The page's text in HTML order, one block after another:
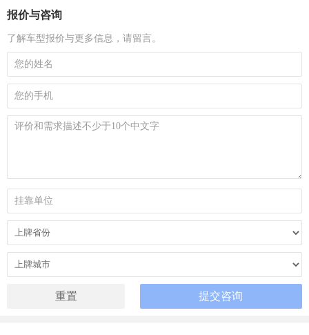
报价与咨询
了解车型报价与更多信息，请留言。